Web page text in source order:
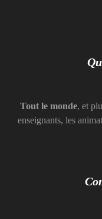
Tout le monde, et
enseignants, les